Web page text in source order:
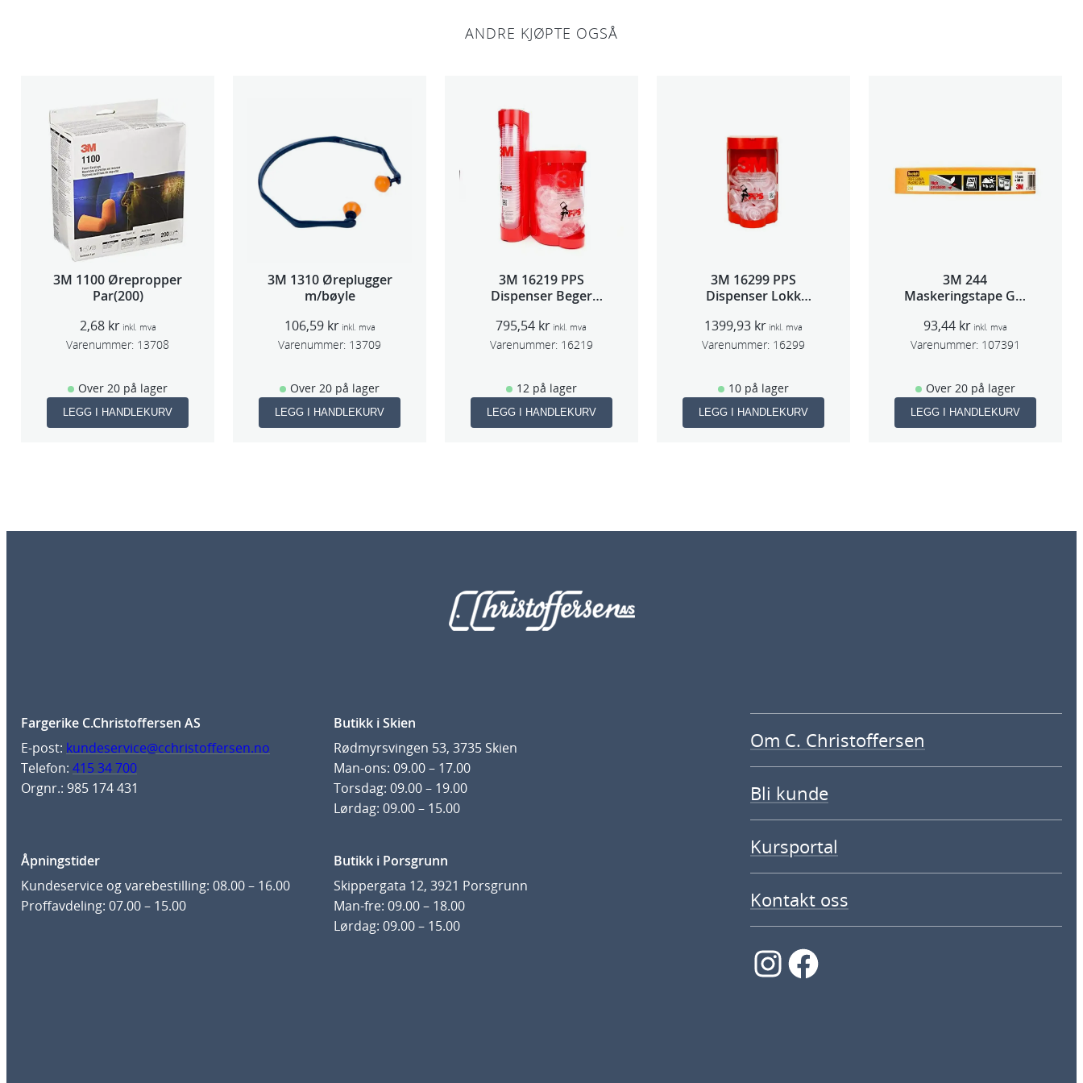
n
l
l
ANDRE KJØPTE OGSÅ
3M 1100 Ørepropper
Par(200)
2,68 kr inkl. mva
Varenummer: 13708
Over 20 på lager
LEGG I HANDLEKURV
3M 1310 Øreplugger
m/bøyle
106,59 kr inkl. mva
Varenummer: 13709
Over 20 på lager
LEGG I HANDLEKURV
3M 16219 PPS
Dispenser Beger
795,54 kr inkl. mva
Varenummer: 16219
12 på lager
LEGG I HANDLEKURV
3M 16299 PPS
Dispenser Lokk
1399,93 kr inkl. mva
Varenummer: 16299
10 på lager
LEGG I HANDLEKURV
3M 244
Maskeringstape Gul
93,44 kr inkl. mva
Varenummer: 107391
Over 20 på lager
LEGG I HANDLEKURV
Fargerike C.Christoffersen AS
E-post: kundeservice@cchristoffersen.no
Telefon: 415 34 700
Orgnr.: 985 174 431
Butikk i Skien
Rødmyrsvingen 53, 3735 Skien
Man-ons: 09.00 – 17.00
Torsdag: 09.00 – 19.00
Lørdag: 09.00 – 15.00
Åpningstider
Kundeservice og varebestilling: 08.00 – 16.00
Proffavdeling: 07.00 – 15.00
Butikk i Porsgrunn
Skippergata 12, 3921 Porsgrunn
Man-fre: 09.00 – 18.00
Lørdag: 09.00 – 15.00
Om C. Christoffersen
Bli kunde
Kursportal
Kontakt oss
InstagramFacebook